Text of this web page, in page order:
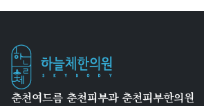
춘천여드름 춘천피부과 춘천피부한의원